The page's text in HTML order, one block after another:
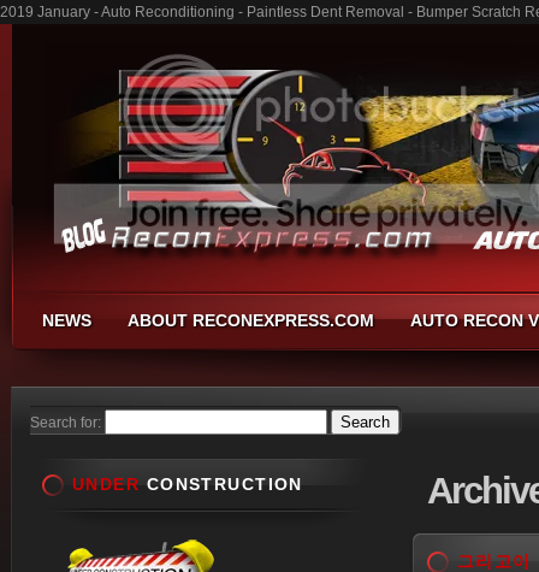
2019 January - Auto Reconditioning - Paintless Dent Removal - Bumper Scratch
NEWS ABOUT RECONEXPRESS.COM AUTO RECON
Search for:
그리고이
UNDER CONSTRUCTION